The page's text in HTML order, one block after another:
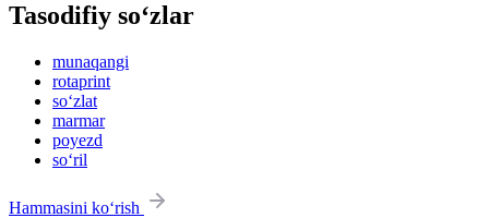
Tasodifiy so‘zlar
munaqangi
rotaprint
so‘zlat
marmar
poyezd
so‘ril
Hammasini ko‘rish